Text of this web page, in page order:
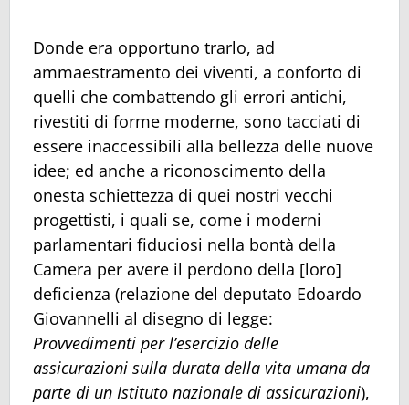
Donde era opportuno trarlo, ad
ammaestramento dei viventi, a conforto di
quelli che combattendo gli errori antichi,
rivestiti di forme moderne, sono tacciati di
essere inaccessibili alla bellezza delle nuove
idee; ed anche a riconoscimento della
onesta schiettezza di quei nostri vecchi
progettisti, i quali se, come i moderni
parlamentari fiduciosi nella bontà della
Camera per avere il perdono della [loro]
deficienza (relazione del deputato Edoardo
Giovannelli al disegno di legge:
Provvedimenti per l’esercizio delle
assicurazioni sulla durata della vita umana da
parte di un Istituto nazionale di assicurazioni),